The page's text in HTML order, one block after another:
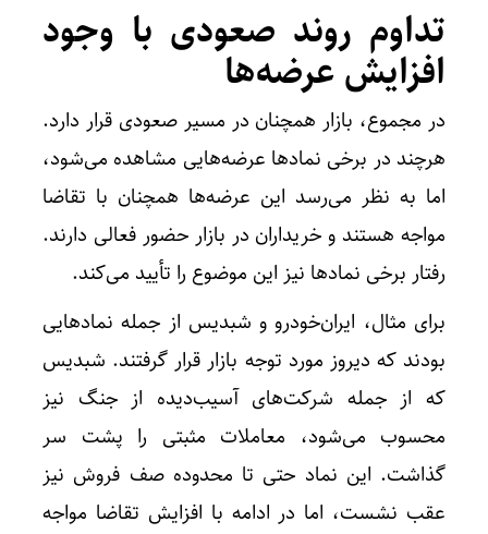
تداوم روند صعودی با وجود
افزایش عرضه‌ها
در مجموع، بازار همچنان در مسیر صعودی قرار دارد.
هرچند در برخی نماد‌ها عرضه‌هایی مشاهده می‌شود،
اما به نظر می‌رسد این عرضه‌ها همچنان با تقاضا
مواجه هستند و خریداران در بازار حضور فعالی دارند.
رفتار برخی نماد‌ها نیز این موضوع را تأیید می‌کند.
برای مثال، ایران‌خودرو و شبدیس از جمله نماد‌هایی
بودند که دیروز مورد توجه بازار قرار گرفتند. شبدیس
که از جمله شرکت‌های آسیب‌دیده از جنگ نیز
محسوب می‌شود، معاملات مثبتی را پشت سر
گذاشت. این نماد حتی تا محدوده صف فروش نیز
عقب نشست، اما در ادامه با افزایش تقاضا مواجه